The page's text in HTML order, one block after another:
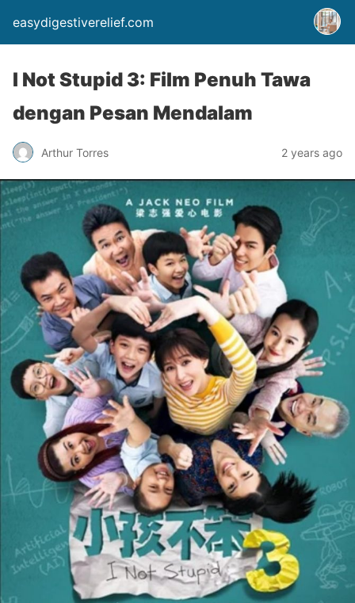
easydigestiverelief.com
I Not Stupid 3: Film Penuh Tawa
dengan Pesan Mendalam
Arthur Torres 2 years ago